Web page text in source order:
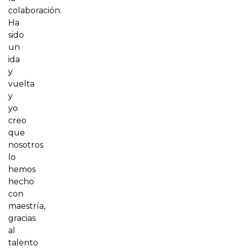
colaboración.
Ha
sido
un
ida
y
vuelta
y
yo
creo
que
nosotros
lo
hemos
hecho
con
maestría,
gracias
al
talento